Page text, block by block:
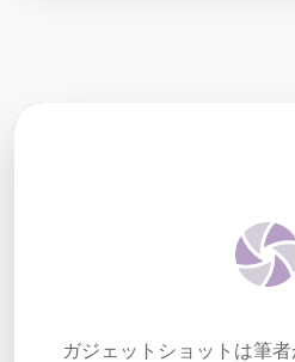
ガジェットショットは筆